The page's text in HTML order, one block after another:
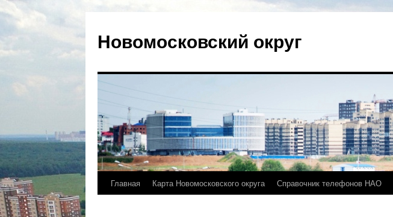
Новомосковский округ
Главная Карта Новомосковского округа Справочник телефонов НАО